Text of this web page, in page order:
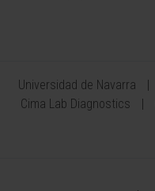
Universidad de Navarra
Cima Lab Diagnostics